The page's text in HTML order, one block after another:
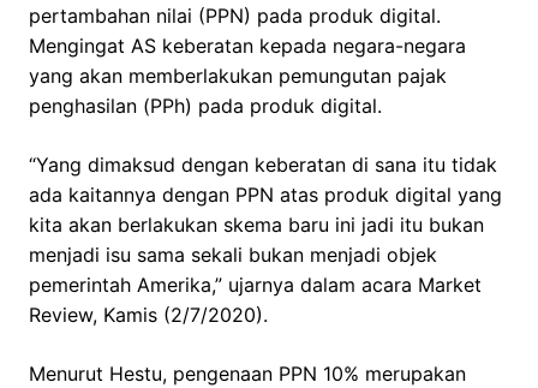
pertambahan nilai (PPN) pada produk digital.
Mengingat AS keberatan kepada negara-negara
yang akan memberlakukan pemungutan pajak
penghasilan (PPh) pada produk digital.
“Yang dimaksud dengan keberatan di sana itu tidak
ada kaitannya dengan PPN atas produk digital yang
kita akan berlakukan skema baru ini jadi itu bukan
menjadi isu sama sekali bukan menjadi objek
pemerintah Amerika,” ujarnya dalam acara Market
Review, Kamis (2/7/2020).
Menurut Hestu, pengenaan PPN 10% merupakan